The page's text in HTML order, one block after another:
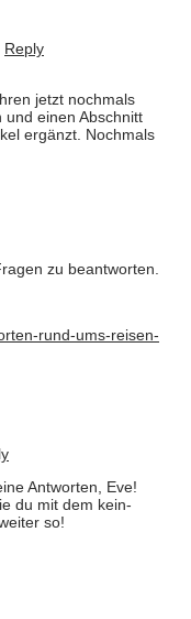
Reply
jetzt nochmals
einen Abschnitt
ergänzt. Nochmals
zu beantworten.
rund-ums-reisen-
Antworten, Eve!
du mit dem kein-
so!